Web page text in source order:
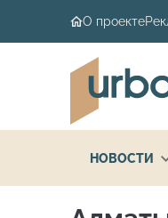
О проекте
НОВОСТИ